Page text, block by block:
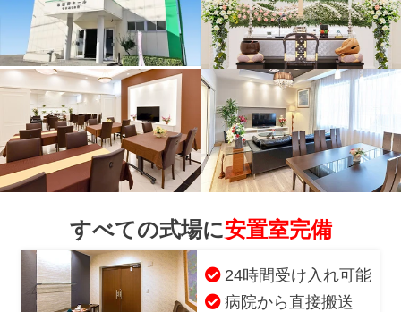
すべての式場に安置室完備
24時間受け入れ可能
病院から直接搬送